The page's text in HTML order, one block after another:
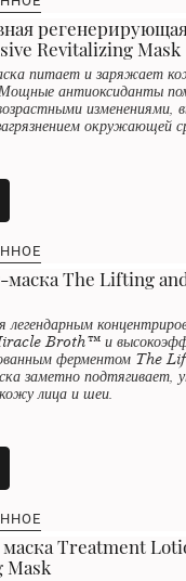
Revitalizing Mask
питает и заряжает
антиоксиданты
изменениями,
окружающей
The Lifting
легендарным
Broth™ и
ферментом The
заметно подтягивает,
лица и шеи.
маска Treatment
Mask